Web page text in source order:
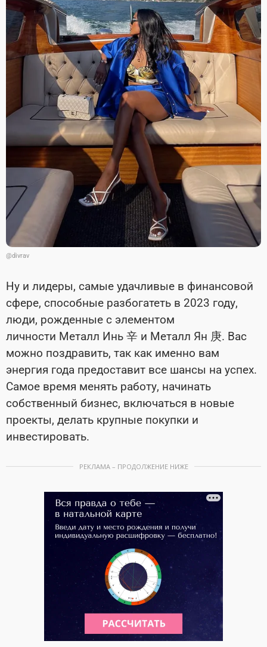
@divrav
Ну и лидеры, самые удачливые в финансовой
сфере, способные разбогатеть в 2023 году,
люди, рожденные с элементом
личности Металл Инь 辛 и Металл Ян 庚. Вас
можно поздравить, так как именно вам
энергия года предоставит все шансы на успех.
Самое время менять работу, начинать
собственный бизнес, включаться в новые
проекты, делать крупные покупки и
инвестировать.
РЕКЛАМА – ПРОДОЛЖЕНИЕ НИЖЕ